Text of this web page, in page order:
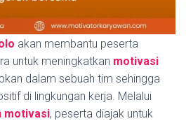
akan membantu peserta
untuk meningkatkan motivasi
dalam sebuah tim sehingga
di lingkungan kerja. Melalui
motivasi, peserta diajak untuk